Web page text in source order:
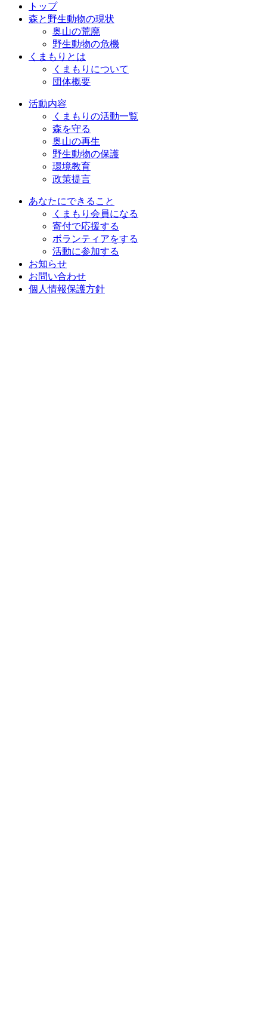
トップ
森と野生動物の現状
奥山の荒廃
野生動物の危機
くまもりとは
くまもりについて
団体概要
活動内容
くまもりの活動一覧
森を守る
奥山の再生
野生動物の保護
環境教育
政策提言
あなたにできること
くまもり会員になる
寄付で応援する
ボランティアをする
活動に参加する
お知らせ
お問い合わせ
個人情報保護方針